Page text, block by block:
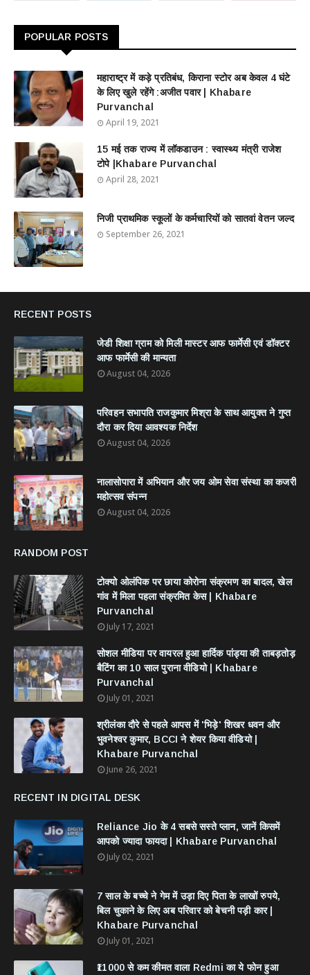
POPULAR POSTS
महाराष्ट्र में कड़े प्रतिबंध, किराना स्टोर अब केवल 4 घंटे
के लिए खुले रहेंगे :अजीत पवार | Khabare
Purvanchal
April 19, 2021
15 मई तक राज्य में लॉकडाउन : स्वास्थ्य मंत्री राजेश
टोपे |Khabare Purvanchal
April 28, 2021
निजी प्राथमिक स्कूलों के कर्मचारियों को सातवां वेतन जल्द
September 26, 2021
RECENT POSTS
जेडी शिक्षा ग्राम को मिली मास्टर आफ फार्मेसी एवं डॉक्टर
आफ फार्मेसी की मान्यता
August 04, 2026
परिवहन सभापति राजकुमार मिश्रा के साथ आयुक्त ने गुप्त
दौरा कर दिया आवश्यक निर्देश
August 04, 2026
नालासोपारा में अभियान और जय ओम सेवा संस्था का कजरी
महोत्सव संपन्न
August 04, 2026
RANDOM POST
टोक्यो ओलंपिक पर छाया कोरोना संक्रमण का बादल, खेल
गांव में मिला पहला संक्रमित केस | Khabare
Purvanchal
July 17, 2021
सोशल मीडिया पर वायरल हुआ हार्दिक पांड्या की ताबड़तोड़
बैटिंग का 10 साल पुराना वीडियो | Khabare
Purvanchal
July 01, 2021
श्रीलंका दौरे से पहले आपस में 'भिड़े' शिखर धवन और
भुवनेश्वर कुमार, BCCI ने शेयर किया वीडियो |
Khabare Purvanchal
June 26, 2021
RECENT IN DIGITAL DESK
Reliance Jio के 4 सबसे सस्ते प्लान, जानें किसमें
आपको ज्यादा फायदा | Khabare Purvanchal
July 02, 2021
7 साल के बच्चे ने गेम में उड़ा दिए पिता के लाखों रुपये,
बिल चुकाने के लिए अब परिवार को बेचनी पड़ी कार |
Khabare Purvanchal
July 01, 2021
₹11000 से कम कीमत वाला Redmi का ये फोन हुआ